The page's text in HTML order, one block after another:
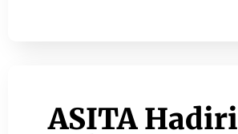
ASITA Hadiri